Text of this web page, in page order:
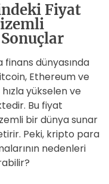
Fiyat
dünyasında
Ethereum ve
yükselen ve
Bu fiyat
bir dünya sunar
Peki, kripto para
nedenleri